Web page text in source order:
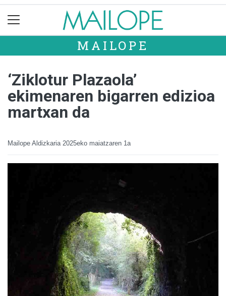
MAILOPE
‘Ziklotur Plazaola’
ekimenaren bigarren edizioa
martxan da
Mailope Aldizkaria 2025eko maiatzaren 1a